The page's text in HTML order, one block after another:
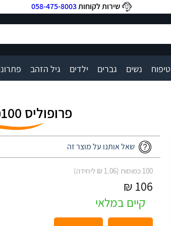
שירות לקוחות058-475-8003
טיפוח נשים גברים ילדים גיל הזהב
פרופוליס 100כמוסות ד״ר גרין
שאל אותנו על מוצר זה
100 כמוסות (1.06 ₪ ליחידה)
106 ₪
קיים במלאי